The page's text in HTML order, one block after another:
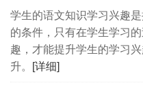
学生的语文知识学习兴趣
的条件，只有在学生学习
趣，才能提升学生的学习
升。
[详细]